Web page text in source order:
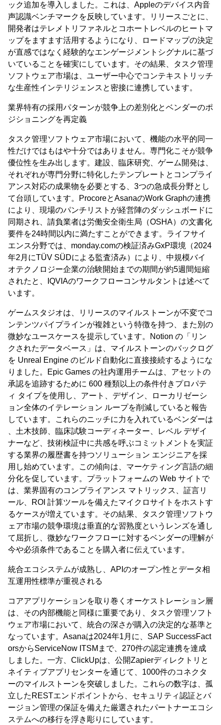
ック追加を導入しました。これは、Appleのデバイス内音
声認識ベンチマークを反映しています。リリースごとに、
開発者はテレメトリファネルとコホートレベルのヒートマ
ップをますます活用するようになり、ロードマップの決定
が直感ではなく経験的なエンゲージメントシグナルに基づ
いていることを確実にしています。その結果、タスク管理
ソフトウェア市場は、ユーザー中心でコンテキストリッチ
な生産性インテリジェンスと密接に連携しています。
業界特有の採用パターンが競争上の差別化とベンダーのポ
ジショニングを再定義
タスク管理ソフトウェア市場において、機能の水平的同一
性だけではもはや十分ではありません。専門化こそが競争
優位性を生み出します。建設、臨床研究、ゲーム開発は、
それぞれが専門分野に特化したテンプレートとコンプライ
アンス対応の成果物を必要とする、3つの急成長分野とし
て台頭しています。ProcoreとAsanaのWork Graphの連携
により、現場のパンチリストが経営陣のダッシュボードに
同期され、請負業者は労働安全衛生局（OSHA）の文書化
要件を24時間以内に満たすことができます。ライフサイ
エンス分野では、monday.comの検証済みGxP環境（2024
年2月にTÜV SÜDによる監査済み）により、中規模バイ
オテクノロジー企業の治験開始までの期間が約5週間短縮
されたと、IQVIAのワークフローコンサルタントは述べて
います。
ゲームスタジオは、リリースのマイルストーンが不変でコ
ンテンツパイプラインが複雑という特徴を持つ、また別の
微妙なユースケースを提示しています。Notion の「リン
クされたデータベース」は、マイルストーンのバックログ
を Unreal Engine のビルド自動化に直接接続するようにな
りました。Epic Games の社内運用チームは、アセットの
承認を追跡するために 600 種類以上の条件付きプロパテ
ィ タイプを使用し、アート、デザイン、ローカリゼーシ
ョン全体のイテレーション ループを削減していると報告
しています。これらのニッチに力を入れているベンダーは
、土木技師、臨床試験コーディネーター、レベル デザイ
ナーなど、技術検証中に共感を呼ぶコミットメントを実証
する業界の履歴書を持つソリューション エンジニアを採
用し始めています。この傾向は、マーケティング言語の細
分化を促しています。プラットフォームの Web サイトで
は、業界固有のコンプライアンス マトリックス、証言リ
ール、ROI 計算ツールを備えたマイクロサイトをホストす
るケースが増えています。その結果、タスク管理ソフトウ
ェア市場の競争環境は垂直的な習熟度というレンズを通し
て屈折し、微妙なワークフローに対するベンダーの理解が
今や必須条件であることを購入者に伝えています。
統合エコシステムが成熟し、APIのオープン性とデータ相
互運用性標準が重視される
コアアプリケーションを取り巻くオーケストレーション層
は、その内部機能と同様に重要であり、タスク管理ソフト
ウェア市場において、統合の深さが購入の決定的な基準と
なっています。Asanaは2024年1月に、SAP SuccessFact
orsからServiceNow ITSMまで、270件の認定連携を達成
しました。一方、ClickUpは、公開Zapierディレクトリと
ネイティブアプリセンターを通じて、1000件のコネクタ
ーのマイルストーンを突破しました。これらの数字は、孤
立したRESTエンドポイントから、セキュリティ認証とバ
ージョン管理の保証を備えた厳選されたパートナーエコシ
ステムへの移行を浮き彫りにしています。